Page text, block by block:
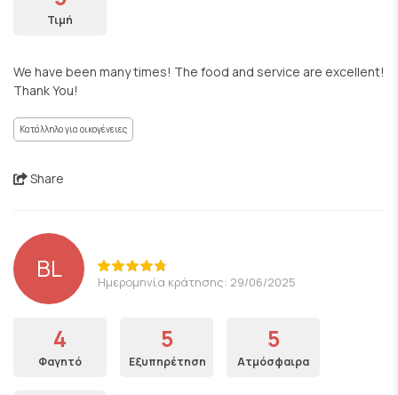
Τιμή
We have been many times! The food and service are excellent!
Thank You!
Κατάλληλο για οικογένειες
Share
BL Ημερομηνία κράτησης: 29/06/2025
4
Φαγητό
5
Εξυπηρέτηση
5
Ατμόσφαιρα